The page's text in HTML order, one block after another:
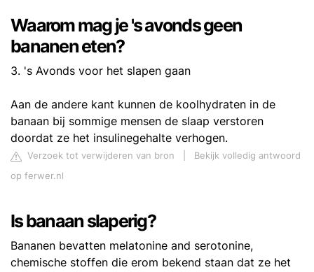
Waarom mag je 's avonds geen
bananen eten?
3. 's Avonds voor het slapen gaan
Aan de andere kant kunnen de koolhydraten in de
banaan bij sommige mensen de slaap verstoren
doordat ze het insulinegehalte verhogen.
Verzoek tot verwijderen van bron
Bekijk volledig antwoord
op ferwer.nl
Is banaan slaperig?
Bananen bevatten melatonine and serotonine,
chemische stoffen die erom bekend staan dat ze het